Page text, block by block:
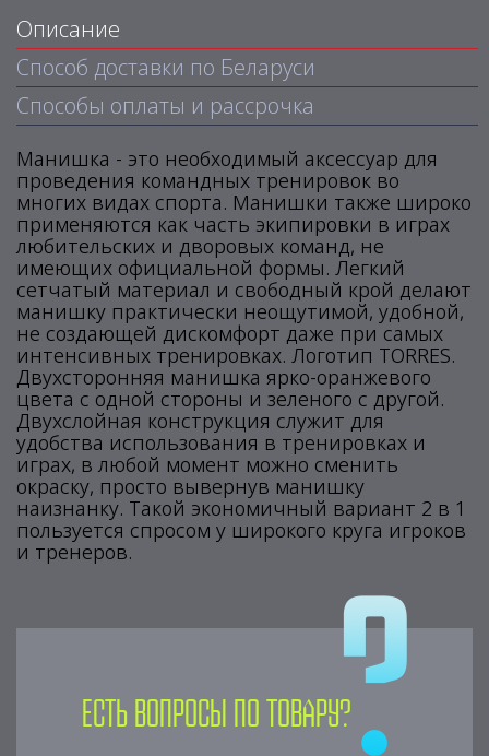
Описание
Способ доставки по Беларуси
Способы оплаты и рассрочка
Манишка - это необходимый аксессуар для
проведения командных тренировок во
многих видах спорта. Манишки также широко
применяются как часть экипировки в играх
любительских и дворовых команд, не
имеющих официальной формы. Легкий
сетчатый материал и свободный крой делают
манишку практически неощутимой, удобной,
не создающей дискомфорт даже при самых
интенсивных тренировках. Логотип TORRES.
Двухсторонняя манишка ярко-оранжевого
цвета с одной стороны и зеленого с другой.
Двухслойная конструкция служит для
удобства использования в тренировках и
играх, в любой момент можно сменить
окраску, просто вывернув манишку
наизнанку. Такой экономичный вариант 2 в 1
пользуется спросом у широкого круга игроков
и тренеров.
Есть вопросы по товару?